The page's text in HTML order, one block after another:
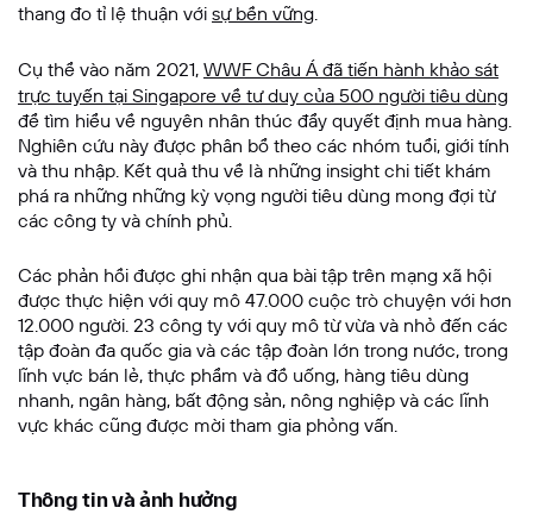
thang đo tỉ lệ thuận với sự bền vững.
Cụ thể vào năm 2021, WWF Châu Á đã tiến hành khảo sát
trực tuyến tại Singapore về tư duy của 500 người tiêu dùng
để tìm hiểu về nguyên nhân thúc đẩy quyết định mua hàng.
Nghiên cứu này được phân bổ theo các nhóm tuổi, giới tính
và thu nhập. Kết quả thu về là những insight chi tiết khám
phá ra những những kỳ vọng người tiêu dùng mong đợi từ
các công ty và chính phủ.
Các phản hồi được ghi nhận qua bài tập trên mạng xã hội
được thực hiện với quy mô 47.000 cuộc trò chuyện với hơn
12.000 người. 23 công ty với quy mô từ vừa và nhỏ đến các
tập đoàn đa quốc gia và các tập đoàn lớn trong nước, trong
lĩnh vực bán lẻ, thực phẩm và đồ uống, hàng tiêu dùng
nhanh, ngân hàng, bất động sản, nông nghiệp và các lĩnh
vực khác cũng được mời tham gia phỏng vấn.
Thông tin và ảnh hưởng